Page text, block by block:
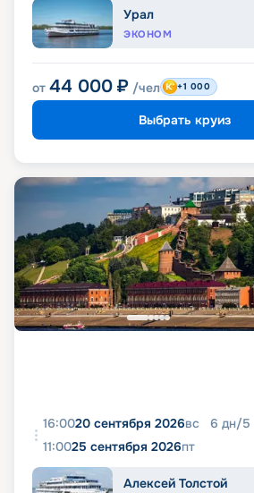
Урал
ЭКОНОМ
от 44 000 ₽ /чел +1 000
Выбрать круиз
16:0020 сентября 2026вс 6 дн/5
11:0025 сентября 2026пт
Алексей Толстой